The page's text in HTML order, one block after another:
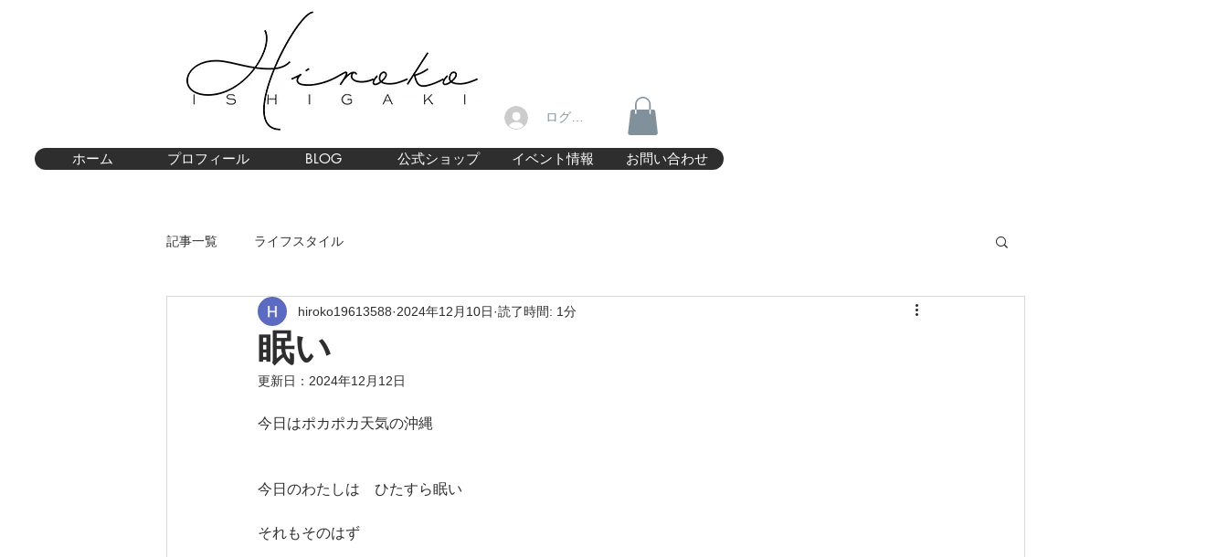
ログイン
ホーム プロフィール BLOG 公式ショップ イベント情報 お問い合わせ
記事一覧 ライフスタイル
眠い
hiroko19613588 2024年12月10日 読了時間: 1分
更新日： 2024年12月12日
今日はポカポカ天気の沖縄
今日のわたしは　ひたすら眠い
それもそのはず